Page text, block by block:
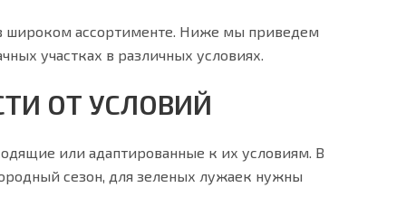
широком ассортименте. Ниже мы приведем
участках в различных условиях.
ОТ УСЛОВИЙ
или адаптированные к их условиям. В
сезон, для зеленых лужаек нужны